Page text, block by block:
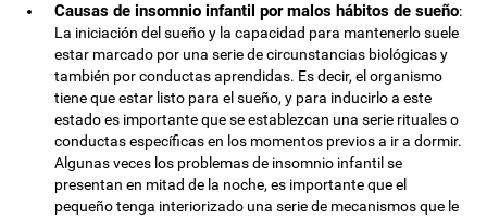
Causas de insomnio infantil por malos hábitos de sueño:
La iniciación del sueño y la capacidad para mantenerlo suele
estar marcado por una serie de circunstancias biológicas y
también por conductas aprendidas. Es decir, el organismo
tiene que estar listo para el sueño, y para inducirlo a este
estado es importante que se establezcan una serie rituales o
conductas específicas en los momentos previos a ir a dormir.
Algunas veces los problemas de insomnio infantil se
presentan en mitad de la noche, es importante que el
pequeño tenga interiorizado una serie de mecanismos que le